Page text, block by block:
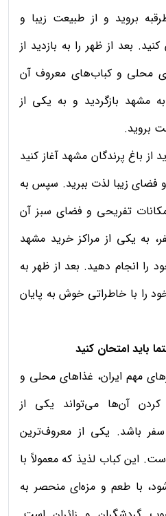
بروید و از طبیعت زیبا و
بعد از ظهر را به بازدید از
محلی و کباب‌های معروف آن
مشهد بازگردید و به یکی از
بروید.
از باغ پرندگان مشهد آغاز کنید
و فضای زیبا لذت ببرید. سپس به
تفریحی و فضای سبز آن
به یکی از مراکز خرید مشهد
را انجام دهید. بعد از ظهر به
را با خاطراتی خوش به پایان
باید امتحان کنید
مهم ایران، غذاهای محلی و
کردن آن‌ها می‌تواند یکی از
باشد. یکی از معروف‌ترین
این کباب لذیذ که معمولاً با
با طعم و مزه‌ای منحصر به